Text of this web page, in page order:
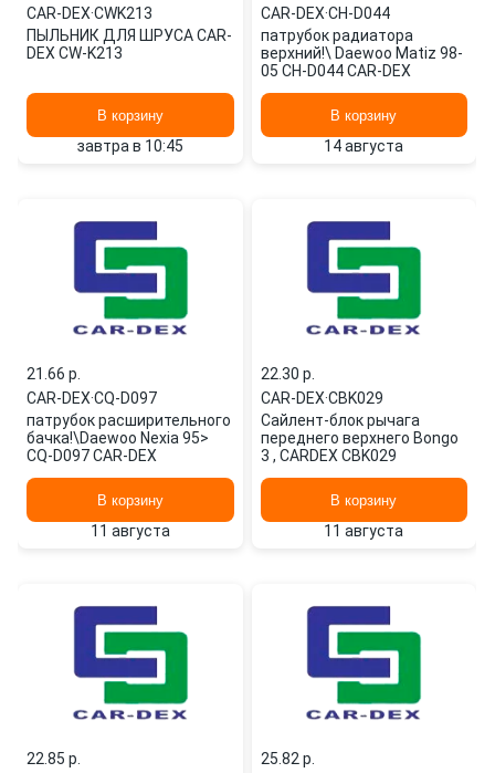
CAR-DEX·CWK213
ПЫЛЬНИК ДЛЯ ШРУСА CAR-
DEX CW-K213
В корзину
завтра в 10:45
CAR-DEX·CH-D044
патрубок радиатора
верхний!\ Daewoo Matiz 98-
05 CH-D044 CAR-DEX
В корзину
14 августа
21.66 p.
CAR-DEX·CQ-D097
патрубок расширительного
бачка!\Daewoo Nexia 95>
CQ-D097 CAR-DEX
В корзину
11 августа
22.30 p.
CAR-DEX·CBK029
Сайлент-блок рычага
переднего верхнего Bongo
3 , CARDEX CBK029
В корзину
11 августа
22.85 p.
25.82 p.